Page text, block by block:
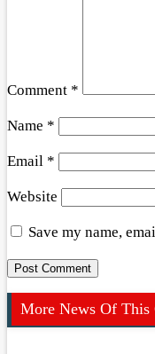
Comment *
Name *
Email *
Website
Save my name,
More News Of This